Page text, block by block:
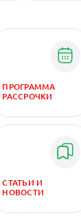
ПРОГРАММА
РАССРОЧКИ
СТАТЬИ И
НОВОСТИ